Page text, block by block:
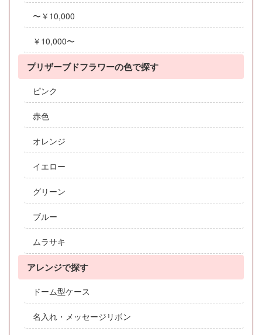
〜￥10,000
￥10,000〜
プリザーブドフラワーの色で探す
ピンク
赤色
オレンジ
イエロー
グリーン
ブルー
ムラサキ
アレンジで探す
ドーム型ケース
名入れ・メッセージリボン